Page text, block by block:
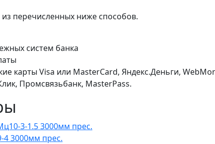
перечисленных ниже способов.
систем банка
карты Visa или MasterCard, Яндекс.Деньги,
Промсвязьбанк, MasterPass.
3-1.5 3000мм прес.
3000мм прес.